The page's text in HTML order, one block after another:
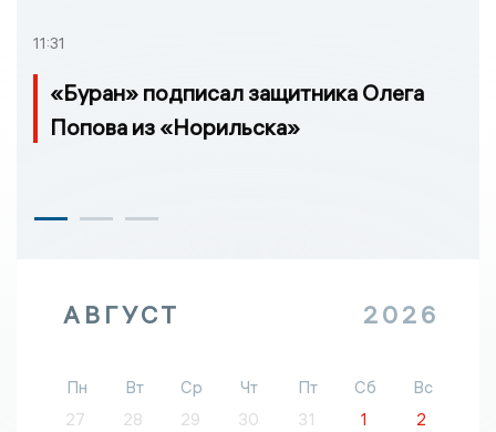
11:31
«Буран» подписал защитника Олега
Попова из «Норильска»
АВГУСТ 2026
Пн Вт Ср Чт Пт Сб
Вс
27
28 29 30 31 1
2